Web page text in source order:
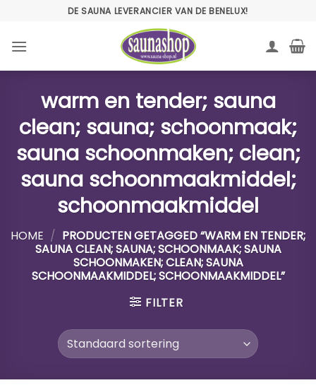
inhoud
DE SAUNA LEVERANCIER VAN DE BENELUX!
warm en tender; sauna
clean; sauna; schoonmaak;
sauna schoonmaken; clean;
sauna schoonmaakmiddel;
schoonmaakmiddel
HOME / PRODUCTEN GETAGGED “WARM EN TENDER;
SAUNA CLEAN; SAUNA; SCHOONMAAK; SAUNA
SCHOONMAKEN; CLEAN; SAUNA
SCHOONMAAKMIDDEL; SCHOONMAAKMIDDEL”
FILTER